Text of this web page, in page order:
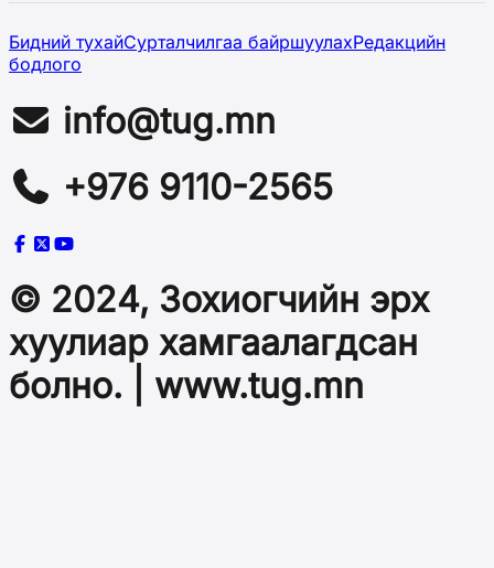
Бидний тухайСурталчилгаа байршуулахРедакцийн
бодлого
info@tug.mn
+976 9110-2565
© 2024, Зохиогчийн эрх
хуулиар хамгаалагдсан
болно. | www.tug.mn